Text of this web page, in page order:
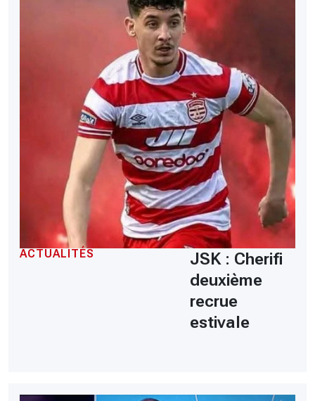
ACTUALITÉS
JSK : Cherifi
deuxième
recrue
estivale